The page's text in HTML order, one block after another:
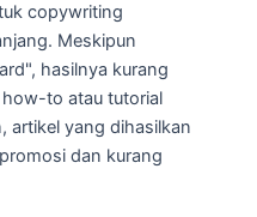
copywriting
Meskipun
hasilnya kurang
to atau tutorial
artikel yang dihasilkan
dan kurang